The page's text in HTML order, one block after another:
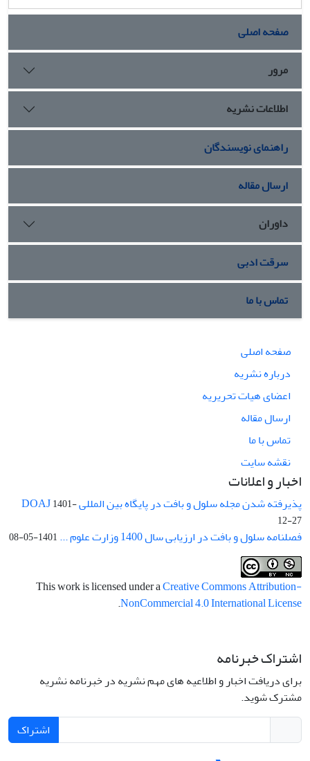
صفحه اصلی
مرور
اطلاعات نشریه
راهنمای نویسندگان
ارسال مقاله
داوران
سرقت ادبی
تماس با ما
صفحه اصلی
درباره نشریه
اعضای هیات تحریریه
ارسال مقاله
تماس با ما
نقشه سایت
اخبار و اعلانات
پذیرفته شدن مجله سلول و بافت در پایگاه بین المللی DOAJ1401-
12-27
فصلنامه سلول و بافت در ارزیابی سال 1400 وزارت علوم ... 1401-05-08
This work is licensed under aCreative Commons Attribution-
NonCommercial 4.0 International License
.
اشتراک خبرنامه
برای دریافت اخبار و اطلاعیه های مهم نشریه در خبرنامه نشریه
مشترک شوید.
اشتراک